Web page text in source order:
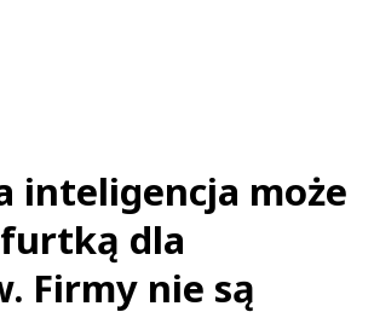
inteligencja może
dla
Firmy nie są